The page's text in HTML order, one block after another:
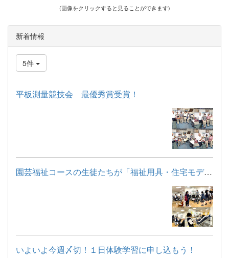
(画像をクリックすると見ることができます)
新着情報
5件
平板測量競技会 最優秀賞受賞！
園芸福祉コースの生徒たちが「福祉用具・住宅モデルルーム見学」...
いよいよ今週〆切！１日体験学習に申し込もう！